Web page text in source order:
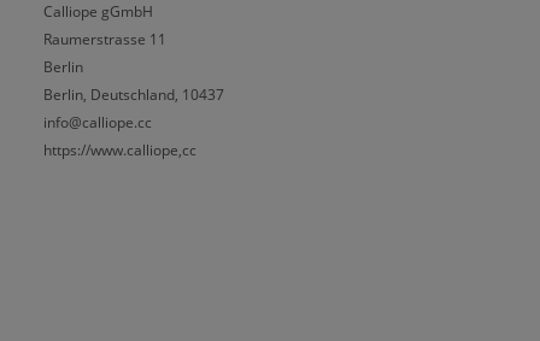
Calliope gGmbH
Raumerstrasse 11
Berlin
Berlin, Deutschland, 10437
info@calliope.cc
https://www.calliope,cc